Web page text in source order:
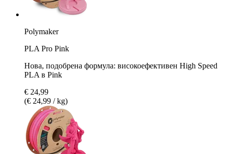
Polymaker
PLA Pro Pink
Нова, подобрена формула: високоефективен High Speed
PLA в Pink
€ 24,99
(€ 24,99 / kg)